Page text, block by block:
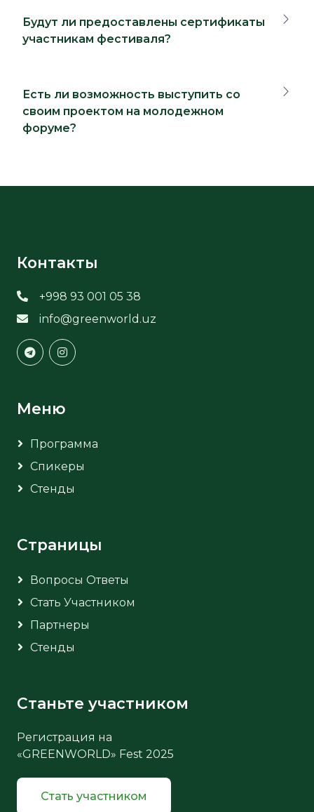
Будут ли предоставлены сертификаты
участникам фестиваля?
Есть ли возможность выступить со
своим проектом на молодежном
форуме?
Контакты
+998 93 001 05 38
info@greenworld.uz
Меню
Программа
Спикеры
Стенды
Страницы
Вопросы Ответы
Стать Участником
Партнеры
Стенды
Станьте участником
Регистрация на
«GREENWORLD» Fest 2025
Стать участником